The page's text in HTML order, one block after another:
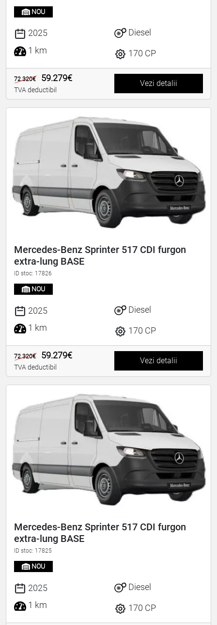
NOU
2025
1 km
Diesel
170 CP
72.320€ 59.279€
TVA deductibil
Vezi detalii
Mercedes-Benz Sprinter 517 CDI furgon
extra-lung BASE
ID stoc: 17826
NOU
2025
1 km
Diesel
170 CP
72.320€ 59.279€
TVA deductibil
Vezi detalii
Mercedes-Benz Sprinter 517 CDI furgon
extra-lung BASE
ID stoc: 17825
NOU
2025
1 km
Diesel
170 CP